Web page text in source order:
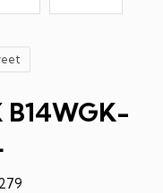
B14WGK-